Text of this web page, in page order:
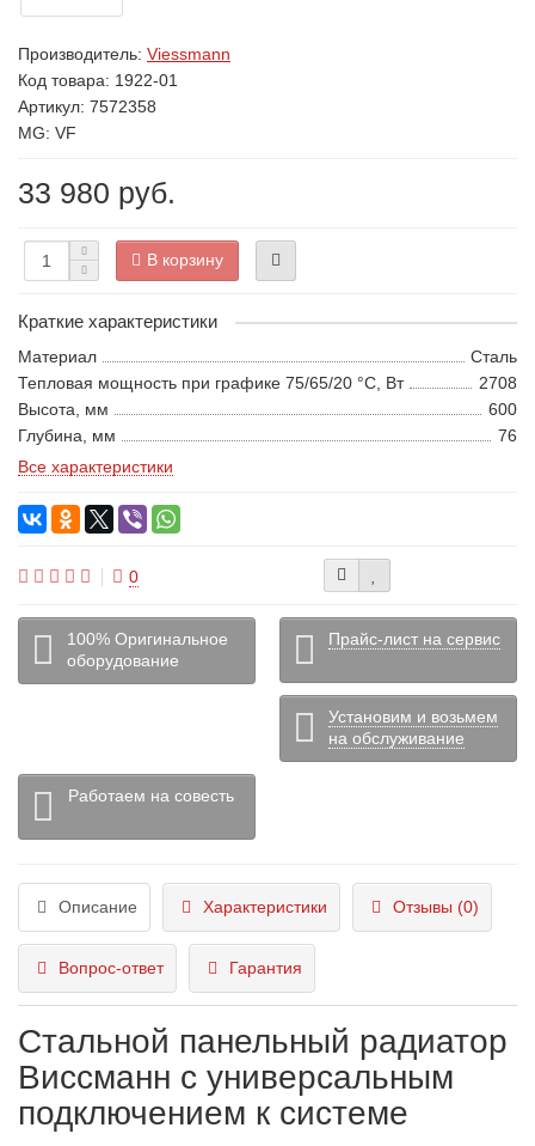
Производитель: Viessmann
Код товара: 1922-01
Артикул: 7572358
MG: VF
33 980 руб.
В корзину
Краткие характеристики
Материал
Сталь
Тепловая мощность при графике 75/65/20 °С, Вт
2708
Высота, мм
600
Глубина, мм
76
Все характеристики
0
100% Оригинальное
оборудование
Прайс-лист на сервис
Установим и возьмем
на обслуживание
Работаем на совесть
Описание Характеристики Отзывы (0)
Вопрос-ответ Гарантия
Стальной панельный радиатор
Виссманн с универсальным
подключением к системе